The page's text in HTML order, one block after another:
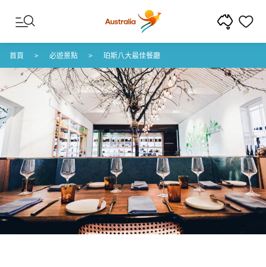
跳至內容
跳至頁尾導覽
首頁 必遊景點 珀斯八大最佳餐廳